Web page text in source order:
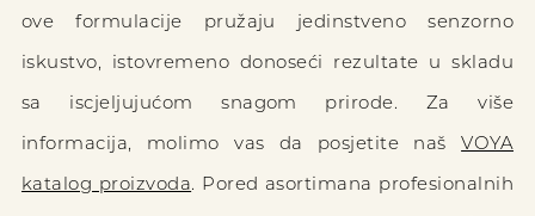
ove formulacije pružaju jedinstveno senzorno
iskustvo, istovremeno donoseći rezultate u skladu
sa iscjeljujućom snagom prirode. Za više
informacija, molimo vas da posjetite naš VOYA
katalog proizvoda. Pored asortimana profesionalnih